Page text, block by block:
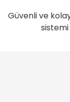
Güvenli ve
sistemi